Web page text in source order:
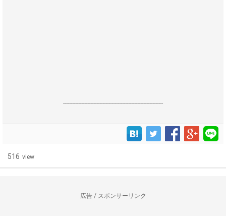
------------------------------------------------------------------
516 view
広告 / スポンサーリンク